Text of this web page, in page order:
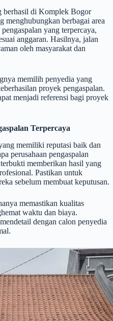
berhasil di Komplek Bogor
menghubungkan berbagai area
yang terpercaya,
anggaran. Hasilnya, jalan
oleh masyarakat dan
memilih penyedia yang
proyek pengaspalan.
menjadi referensi bagi proyek
Terpercaya
memiliki reputasi baik dan
perusahaan pengaspalan
memberikan hasil yang
Pastikan untuk
sebelum membuat keputusan.
memastikan kualitas
waktu dan biaya.
dengan calon penyedia